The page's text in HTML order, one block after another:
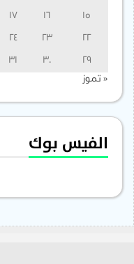
15
16
17
22
23
24
29
30
31
« تموز
الفيس بوك